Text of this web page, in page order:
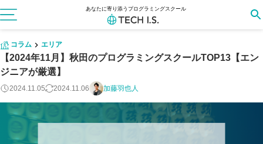
あなたに寄り添うプログラミングスクール
コラム エリア
【2024年11月】秋田のプログラミングスクールTOP13【エン
ジニアが厳選】
2024.11.05 2024.11.06 加藤羽也人